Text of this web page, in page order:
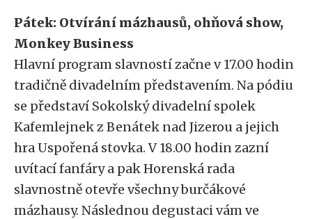
Pátek: Otvírání mázhausů, ohňová show,
Monkey Business
Hlavní program slavností začne v 17.00 hodin
tradičně divadelním představením. Na pódiu
se představí Sokolský divadelní spolek
Kafemlejnek z Benátek nad Jizerou a jejich
hra Uspořená stovka. V 18.00 hodin zazní
uvítací fanfáry a pak Horenská rada
slavnostně otevře všechny burčákové
mázhausy. Následnou degustaci vám ve